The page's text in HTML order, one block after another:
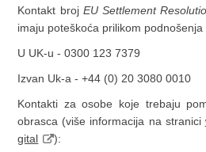
Kontakt broj EU Settlement
imaju poteškoća prilikom podnošenja
U UK-u - 0300 123 7379
Izvan Uk-a - +44 (0) 20 3080 0010
Kontakti za osobe koje trebaju
obrasca (više informacija na stranici
gital
):